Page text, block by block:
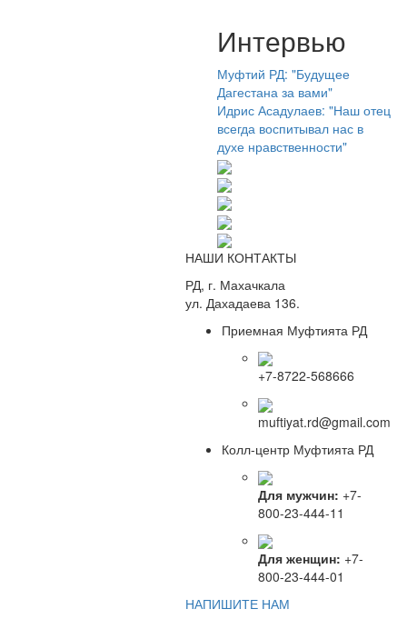
Интервью
Муфтий РД: "Будущее
Дагестана за вами"
Идрис Асадулаев: "Наш отец
всегда воспитывал нас в
духе нравственности"
НАШИ КОНТАКТЫ
РД, г. Махачкала
ул. Дахадаева 136.
Приемная Муфтията РД
+7-8722-568666
muftiyat.rd@gmail.com
Колл-центр Муфтията РД
Для мужчин: +7-
800-23-444-11
Для женщин: +7-
800-23-444-01
НАПИШИТЕ НАМ